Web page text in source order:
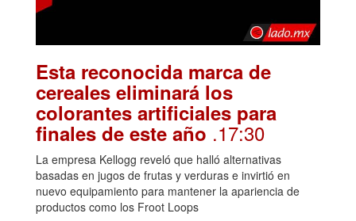
Esta reconocida marca de
cereales eliminará los
colorantes artificiales para
finales de este año .17:30
La empresa Kellogg reveló que halló alternativas
basadas en jugos de frutas y verduras e invirtió en
nuevo equipamiento para mantener la apariencia de
productos como los Froot Loops